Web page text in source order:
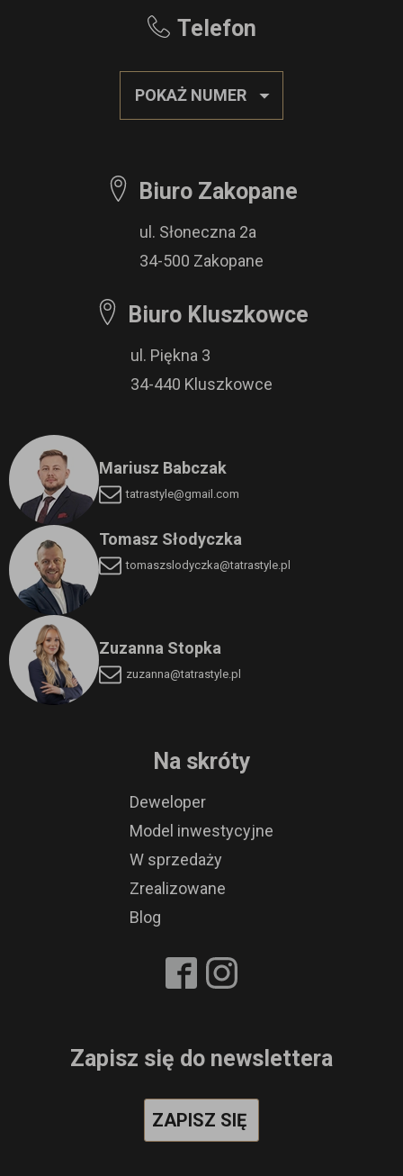
Telefon
POKAŻ NUMER
Biuro Zakopane
ul. Słoneczna 2a
34-500 Zakopane
Biuro Kluszkowce
ul. Piękna 3
34-440 Kluszkowce
Mariusz Babczak
tatrastyle@gmail.com
Tomasz Słodyczka
tomaszslodyczka@tatrastyle.pl
Zuzanna Stopka
zuzanna@tatrastyle.pl
Na skróty
Deweloper
Model inwestycyjne
W sprzedaży
Zrealizowane
Blog
Zapisz się do newslettera
ZAPISZ SIĘ